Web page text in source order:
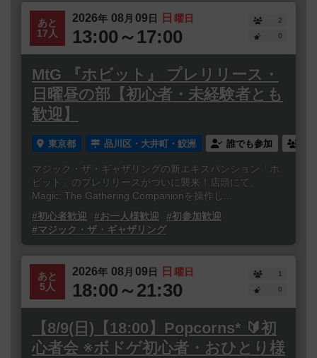
あと
17人
2026年 08 月 09日 日 曜日
13:00～17:00
2
0
MtG 『ホビット』 プレリリース・
日曜昼の部【初心者・未経験者とも
歓迎】
東京都 品川区・大井町・鮫洲 誰でも参加
マジック・ザ・ギャザリングの新エキスパンション「ホ
ビット」のプレリリースがついに襲来！店頭にて、
Magic: The Gathering Companionを操作し...
#初心者歓迎
#お一人様歓迎
#初参加歓迎
#マジック・ザ・ギャザリング
あと
5人
2026年 08 月 09日 日 曜日
18:00～21:30
1
0
【8/9(日)【18:00】Popcorns* 🔰初
心者会 ※ボドゲ初心者・おひとり様